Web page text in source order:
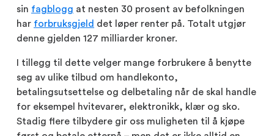
sin fagblogg at nesten 30 prosent av befolkningen
har forbruksgjeld det løper renter på. Totalt utgjør
denne gjelden 127 milliarder kroner.
I tillegg til dette velger mange forbrukere å benytte
seg av ulike tilbud om handlekonto,
betalingsutsettelse og delbetaling når de skal handle
for eksempel hvitevarer, elektronikk, klær og sko.
Stadig flere tilbydere gir oss muligheten til å kjøpe